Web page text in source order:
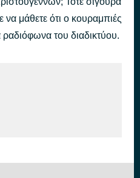
να μάθετε ότι ο κουραμπιές
του διαδικτύου.